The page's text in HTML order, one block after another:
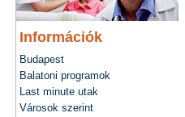
Információk
Budapest
Balatoni programok
Last minute utak
Városok szerint